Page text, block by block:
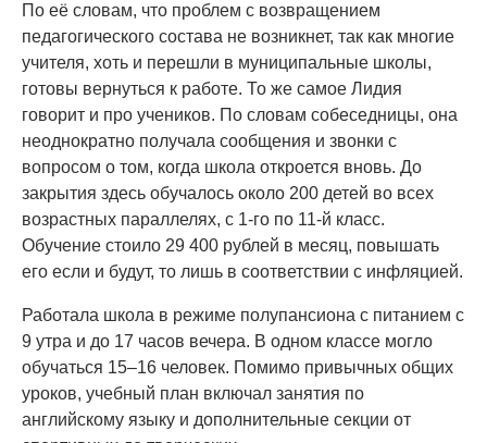
По её словам, что проблем с возвращением
педагогического состава не возникнет, так как многие
учителя, хоть и перешли в муниципальные школы,
готовы вернуться к работе. То же самое Лидия
говорит и про учеников. По словам собеседницы, она
неоднократно получала сообщения и звонки с
вопросом о том, когда школа откроется вновь. До
закрытия здесь обучалось около 200 детей во всех
возрастных параллелях, с 1-го по 11-й класс.
Обучение стоило 29 400 рублей в месяц, повышать
его если и будут, то лишь в соответствии с инфляцией.
Работала школа в режиме полупансиона с питанием с
9 утра и до 17 часов вечера. В одном классе могло
обучаться 15–16 человек. Помимо привычных общих
уроков, учебный план включал занятия по
английскому языку и дополнительные секции от